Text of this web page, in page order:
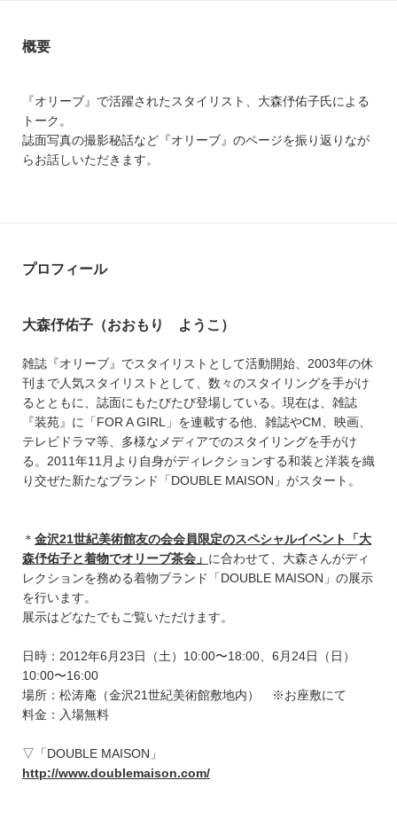
概要
『オリーブ』で活躍されたスタイリスト、大森伃佑子氏による
トーク。
誌面写真の撮影秘話など『オリーブ』のページを振り返りなが
らお話しいただきます。
プロフィール
大森伃佑子（おおもり ようこ）
雑誌『オリーブ』でスタイリストとして活動開始、2003年の休
刊まで人気スタイリストとして、数々のスタイリングを手がけ
るとともに、誌面にもたびたび登場している。現在は、雑誌
『装苑』に「FOR A GIRL」を連載する他、雑誌やCM、映画、
テレビドラマ等、多様なメディアでのスタイリングを手がけ
る。2011年11月より自身がディレクションする和装と洋装を織
り交ぜた新たなブランド「DOUBLE MAISON」がスタート。
＊ 金沢21世紀美術館友の会会員限定のスペシャルイベント「大
森伃佑子と着物でオリーブ茶会」 に合わせて、大森さんがディ
レクションを務める着物ブランド「DOUBLE MAISON」の展示
を行います。
展示はどなたでもご覧いただけます。
日時：2012年6月23日（土）10:00〜18:00、6月24日（日）
10:00〜16:00
場所：松涛庵（金沢21世紀美術館敷地内） ※お座敷にて
料金：入場無料
▽「DOUBLE MAISON」
http://www.doublemaison.com/